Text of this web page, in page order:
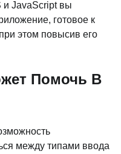
и JavaScript вы
готовое к
этом повысив его
Помочь В
между типами ввода